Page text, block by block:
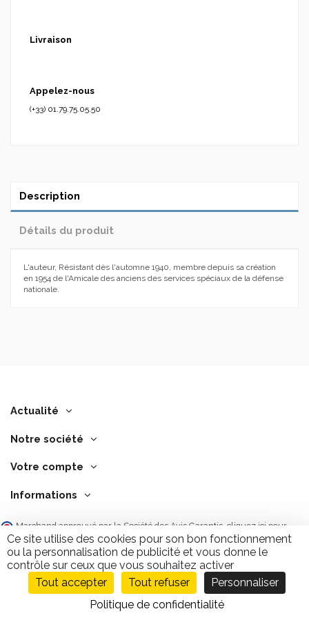
Ajouter au panier
Livraison
Appelez-nous
(+33) 01.79.75.05.50
Description
Détails du produit
L'auteur, Résistant dès l'automne 1940, membre depuis sa création
en 1954 de l'Amicale des anciens des services spéciaux de la défense
nationale.
Actualité
Notre société
Votre compte
Informations
Marchand approuvé par la Société des Avis Garantis, cliquez ici pour
vérifier .
/10
Ce site utilise des cookies pour son bon fonctionnement
ou la personnalisation de publicité et vous donne le
contrôle sur ceux que vous souhaitez activer
Tout accepter
Tout refuser
Personnaliser
Politique de confidentialité